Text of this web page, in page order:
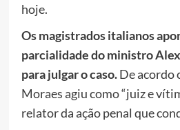
hoje.
Os magistrados italianos
parcialidade do ministro
para julgar o caso.De acordo
Moraes agiu como “juiz e
relator da ação penal que